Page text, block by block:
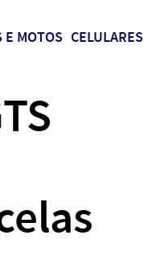
E MOTOS CELULARES